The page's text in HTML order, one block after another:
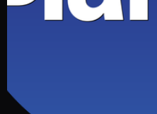
Где снимался
Александер Шутзе —